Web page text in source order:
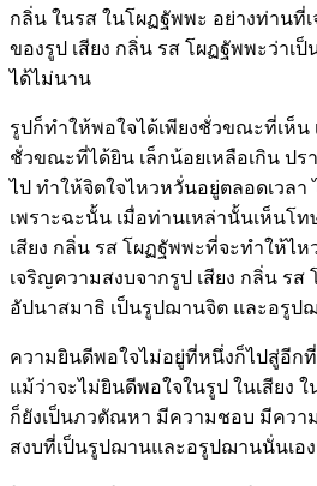
กลิ่น ในรส ในโผฏฐัพพะ อย่างท่านที่
ของรูป เสียง กลิ่น รส โผฏฐัพพะว่าเ
ได้ไม่นาน
รูปก็ทำให้พอใจได้เพียงชั่วขณะที่เห็น
ชั่วขณะที่ได้ยิน เล็กน้อยเหลือเกิน ปร
ไป ทำให้จิตใจไหวหวั่นอยู่ตลอดเวล
เพราะฉะนั้น เมื่อท่านเหล่านั้นเห็นโ
เสียง กลิ่น รส โผฏฐัพพะที่จะทำให้ไห
เจริญความสงบจากรูป เสียง กลิ่น ร
อัปนาสมาธิ เป็นรูปฌานจิต และอรูป
ความยินดีพอใจไม่อยู่ที่หนึ่งก็ไปสู่อีก
แม้ว่าจะไม่ยินดีพอใจในรูป ในเสียง
ก็ยังเป็นภวตัณหา มีความชอบ มีควา
สงบที่เป็นรูปฌานและอรูปฌานนั่นเอง